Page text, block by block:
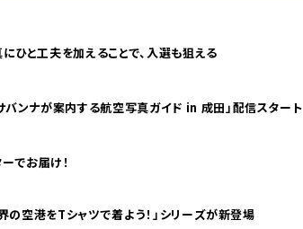
ひと工夫を加えることで、入選も狙える
ンナが案内する航空写真ガイド in 成田」配信スタート
でお届け！
ャツで海外旅行気分！ pTaに「 世界の空港をTシャツで着よう！」シリーズが新登場